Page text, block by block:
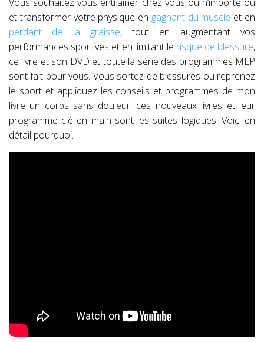
et transformer votre physique en gagnant du muscle et en
perdant de la graisse, tout en augmentant vos
performances sportives et en limitant le risque de blessure,
ce livre et son DVD et toute la série des programmes MEP
sont fait pour vous. Vous sortez de blessures ou reprenez
le sport et appliquez les conseils et programmes de mon
livre un corps sans douleur, ces nouveaux livres et leur
programme clé en main sont les suites logiques. Voici en
détail pourquoi.